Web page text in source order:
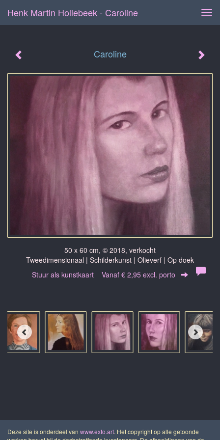
Henk Martin Hollebeek - Caroline
Caroline
50 x 60 cm, © 2018, verkocht
Tweedimensionaal | Schilderkunst | Olieverf | Op doek
Stuur als kunstkaart Vanaf € 2,95 excl. porto
Deze site is onderdeel van www.exto.art. Het copyright op alle getoonde